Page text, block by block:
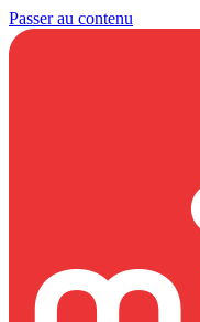
Passer au contenu